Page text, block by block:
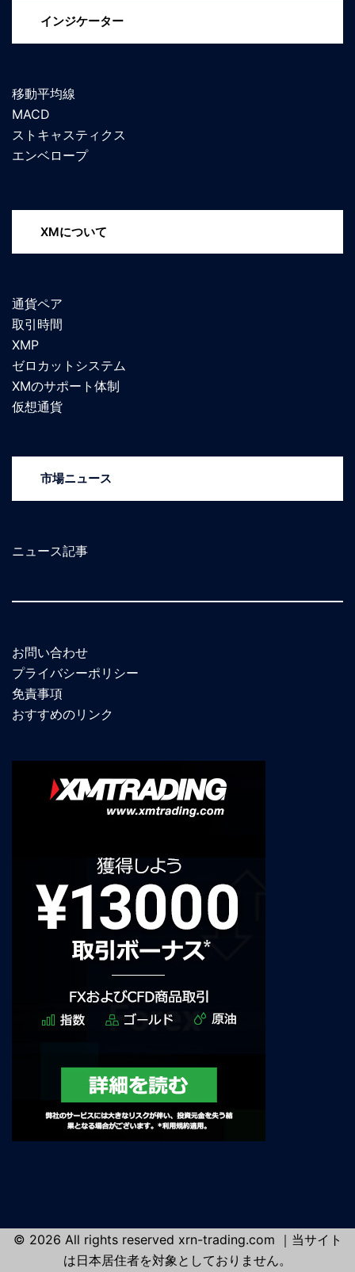
インジケーター
移動平均線
MACD
ストキャスティクス
エンベロープ
XMについて
通貨ペア
取引時間
XMP
ゼロカットシステム
XMのサポート体制
仮想通貨
市場ニュース
ニュース記事
お問い合わせ
プライバシーポリシー
免責事項
おすすめのリンク
© 2026 All rights reserved xrn-trading.com ｜当サイト
は日本居住者を対象としておりません。